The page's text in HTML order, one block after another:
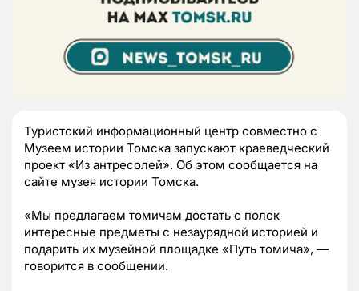
Туристский информационный центр совместно с
Музеем истории Томска запускают краеведческий
проект «Из антресолей». Об этом сообщается на
сайте музея истории Томска.
«Мы предлагаем томичам достать с полок
интересные предметы с незаурядной историей и
подарить их музейной площадке «Путь томича», —
говорится в сообщении.